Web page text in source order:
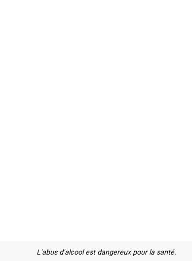
L'abus d'alcool est dangereux pour la santé.